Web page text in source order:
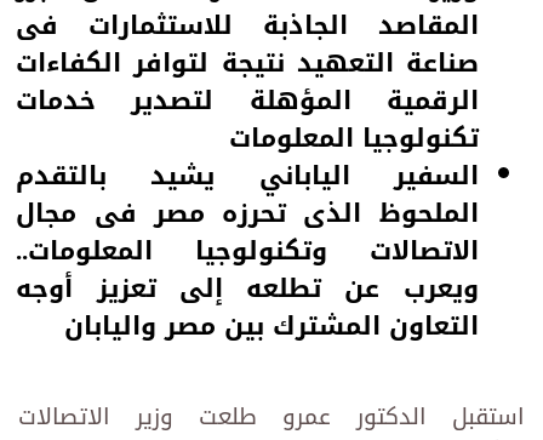
المقاصد الجاذبة للاستثمارات فى
صناعة التعهيد نتيجة لتوافر الكفاءات
الرقمية المؤهلة لتصدير خدمات
تكنولوجيا المعلومات
السفير الياباني يشيد بالتقدم
الملحوظ الذى تحرزه مصر فى مجال
الاتصالات وتكنولوجيا المعلومات..
ويعرب عن تطلعه إلى تعزيز أوجه
التعاون المشترك بين مصر واليابان
استقبل الدكتور عمرو طلعت وزير الاتصالات